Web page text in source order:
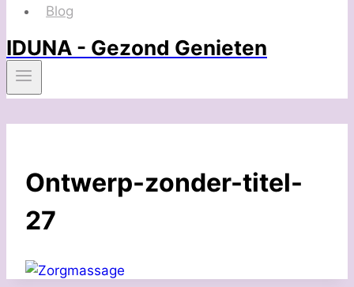
Blog
IDUNA - Gezond Genieten
Ontwerp-zonder-titel-
27